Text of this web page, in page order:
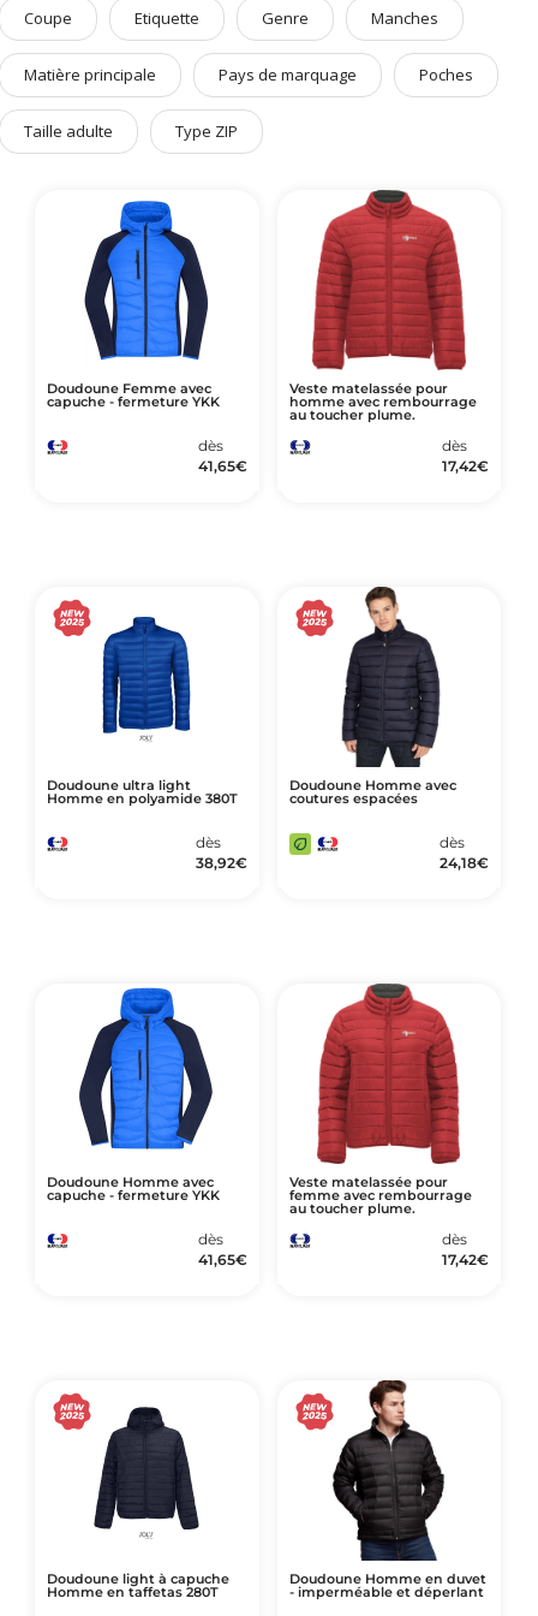
Art de Vivre à la Française
Plantes et Graines
Bien être & Sécurité
Sports, loisirs & jouets
PLV & Mobiliers Pub
Packaging sur-mesure
Temps Forts de l'Année
Evénement Entreprise
Coupe Etiquette Genre Manches
Matière principale Pays de marquage Poches
Taille adulte Type ZIP
Doudoune Femme avec
capuche - fermeture YKK
dès
41,65€
Veste matelassée pour
homme avec rembourrage
au toucher plume.
dès
17,42€
Doudoune ultra light
Homme en polyamide 380T
dès
38,92€
Doudoune Homme avec
coutures espacées
dès
24,18€
Doudoune Homme avec
capuche - fermeture YKK
dès
41,65€
Veste matelassée pour
femme avec rembourrage
au toucher plume.
dès
17,42€
Doudoune light à capuche
Homme en taffetas 280T
Doudoune Homme en duvet
- imperméable et déperlant